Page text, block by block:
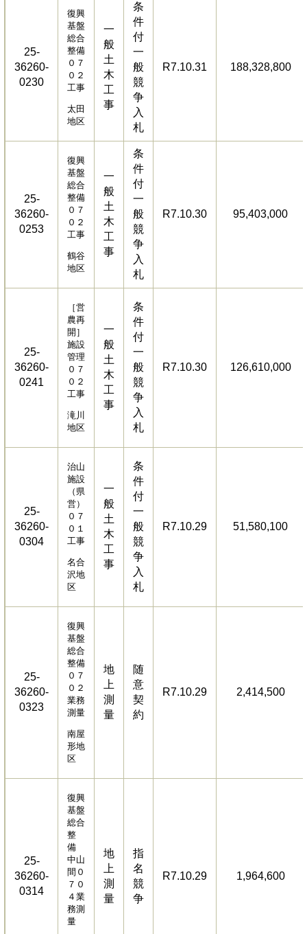
25-
36260-
0230
復興
基盤
総合
整備
０７
０２
工事
太田
地区
一
般
土
木
工
事
条
件
付
一
般
競
争
入
札
R7.10.31 188,328,800
25-
36260-
0253
復興
基盤
総合
整備
０７
０２
工事
鶴谷
地区
一
般
土
木
工
事
条
件
付
一
般
競
争
入
札
R7.10.30 95,403,000
25-
36260-
0241
［営
農再
開］
施設
管理
０７
０２
工事
滝川
地区
一
般
土
木
工
事
条
件
付
一
般
競
争
入
札
R7.10.30 126,610,000
25-
36260-
0304
治山
施設
（県
営）
０７
０１
工事
名合
沢地
区
一
般
土
木
工
事
条
件
付
一
般
競
争
入
札
R7.10.29 51,580,100
25-
36260-
0323
復興
基盤
総合
整備
０７
０２
業務
測量
南屋
形地
区
地
上
測
量
随
意
契
約
R7.10.29 2,414,500
25-
36260-
0314
復興
基盤
総合
整
備
中山
間０
７０
４業
務測
量
地
上
測
量
指
名
競
争
R7.10.29 1,964,600